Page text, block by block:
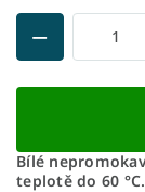
Bílé
teplotě do 60 °C.